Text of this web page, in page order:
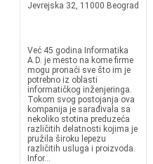
Jevrejska 32, 11000 Beograd
Već 45 godina Informatika
A.D. je mesto na kome firme
mogu pronaći sve što im je
potrebno iz oblasti
informatičkog inženjeringa.
Tokom svog postojanja ova
kompanija je sarađivala sa
nekoliko stotina preduzeća
različitih delatnosti kojima je
pružila široku lepezu
različitih usluga i proizvoda.
Infor...